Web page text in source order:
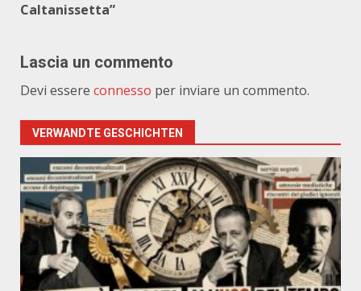
Caltanissetta”
Lascia un commento
Devi essere connesso per inviare un commento.
VERWANDTE GESCHICHTEN